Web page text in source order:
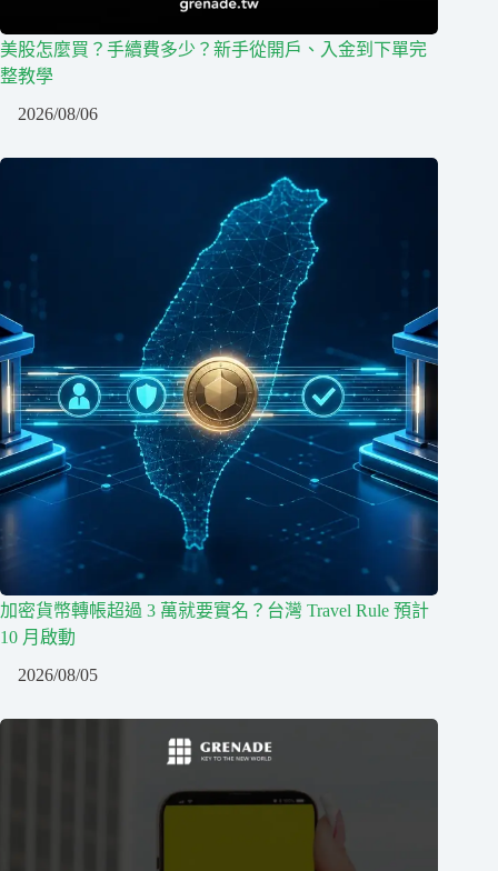
美股怎麼買？手續費多少？新手從開戶、入金到下單完
整教學
2026/08/06
加密貨幣轉帳超過 3 萬就要實名？台灣 Travel Rule 預計
10 月啟動
2026/08/05